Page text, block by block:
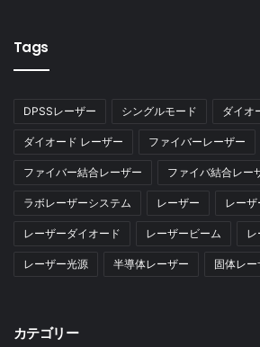
Tags
DPSSレーザー シングルモード ダイオ
ダイオード レーザー ファイバーレーザー
ファイバー結合レーザー ファイバ結合レー
ラボレーザーシステム レーザー レーザ
レーザーダイオード レーザービーム
レーザー光源 半導体レーザー 固体レー
カテゴリー